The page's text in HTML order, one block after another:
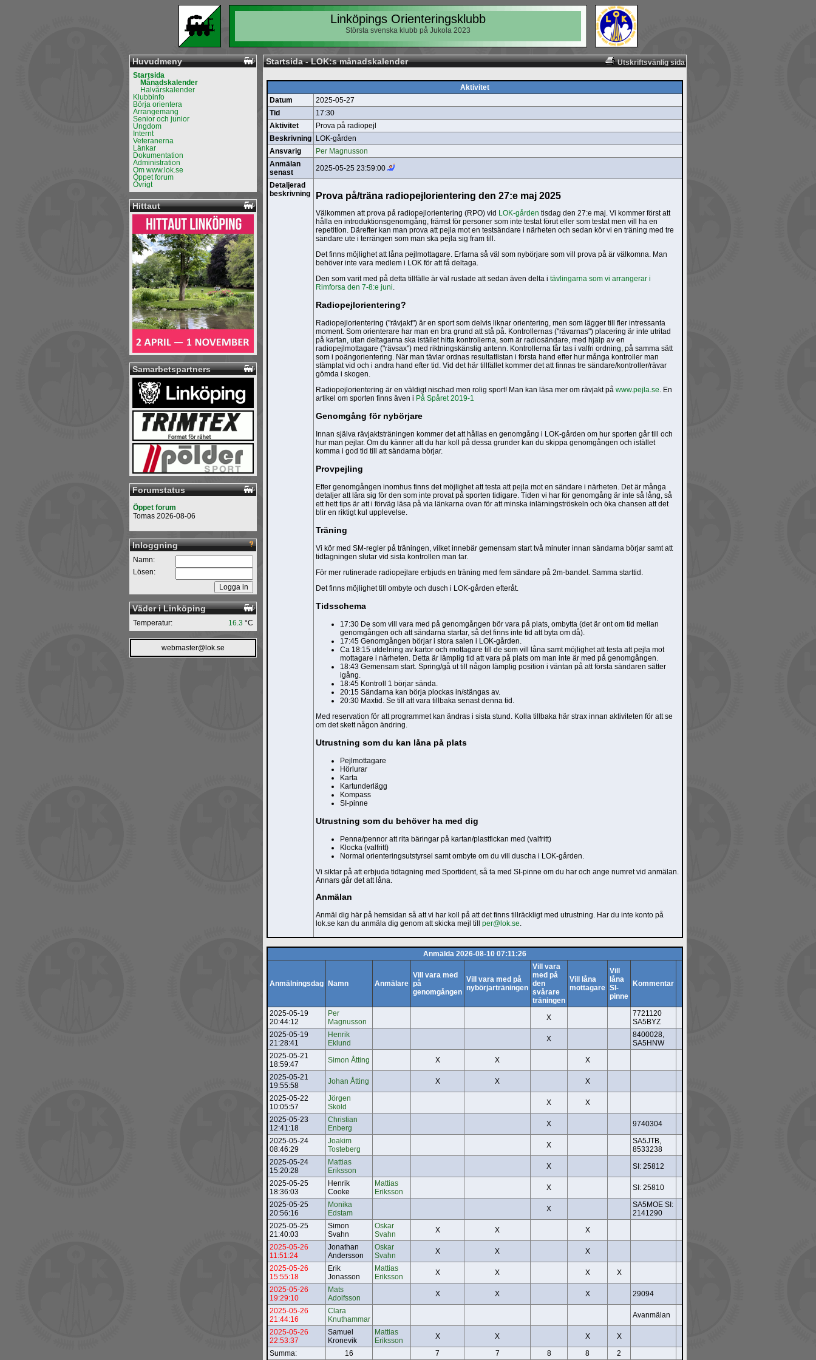
Linköpings Orienteringsklubb
Största svenska klubb på Jukola 2023
Huvudmeny
Startsida
Månadskalender
Halvårskalender
Klubbinfo
Börja orientera
Arrangemang
Senior och junior
Ungdom
Internt
Veteranerna
Länkar
Dokumentation
Administration
Om www.lok.se
Öppet forum
Övrigt
Hittaut
Samarbetspartners
Forumstatus
Öppet forum
Tomas 2026-08-06
Inloggning
Namn:
Lösen:
Väder i Linköping
16.3 °C
Temperatur:
webmaster@lok.se
Utskriftsvänlig sida
Startsida - LOK:s månadskalender
Aktivitet
Datum
2025-05-27
Tid
17:30
Aktivitet
Prova på radiopejl
Beskrivning
LOK-gården
Ansvarig
Per Magnusson
Anmälan
senast
2025-05-25 23:59:00
Detaljerad
beskrivning
Prova på/träna radiopejlorientering den 27:e maj 2025
Välkommen att prova på radiopejlorientering (RPO) vid LOK-gården tisdag den 27:e maj. Vi kommer först att
hålla en introduktionsgenomgång, främst för personer som inte testat förut eller som testat men vill ha en
repetition. Därefter kan man prova att pejla mot en testsändare i närheten och sedan kör vi en träning med tre
sändare ute i terrängen som man ska pejla sig fram till.
Det finns möjlighet att låna pejlmottagare. Erfarna så väl som nybörjare som vill prova på är välkomna. Man
behöver inte vara medlem i LOK för att få deltaga.
Den som varit med på detta tillfälle är väl rustade att sedan även delta i tävlingarna som vi arrangerar i
Rimforsa den 7-8:e juni.
Radiopejlorientering?
Radiopejlorientering ("rävjakt") är en sport som delvis liknar orientering, men som lägger till fler intressanta
moment. Som orienterare har man en bra grund att stå på. Kontrollernas ("rävarnas") placering är inte utritad
på kartan, utan deltagarna ska istället hitta kontrollerna, som är radiosändare, med hjälp av en
radiopejlmottagare ("rävsax") med riktningskänslig antenn. Kontrollerna får tas i valfri ordning, på samma sätt
som i poängorientering. När man tävlar ordnas resultatlistan i första hand efter hur många kontroller man
stämplat vid och i andra hand efter tid. Vid det här tillfället kommer det att finnas tre sändare/kontroller/rävar
gömda i skogen.
Radiopejlorientering är en väldigt nischad men rolig sport! Man kan läsa mer om rävjakt på www.pejla.se. En
artikel om sporten finns även i På Spåret 2019-1
Genomgång för nybörjare
Innan själva rävjaktsträningen kommer det att hållas en genomgång i LOK-gården om hur sporten går till och
hur man pejlar. Om du känner att du har koll på dessa grunder kan du skippa genomgången och istället
komma i god tid till att sändarna börjar.
Provpejling
Efter genomgången inomhus finns det möjlighet att testa att pejla mot en sändare i närheten. Det är många
detaljer att lära sig för den som inte provat på sporten tidigare. Tiden vi har för genomgång är inte så lång, så
ett hett tips är att i förväg läsa på via länkarna ovan för att minska inlärningströskeln och öka chansen att det
blir en riktigt kul upplevelse.
Träning
Vi kör med SM-regler på träningen, vilket innebär gemensam start två minuter innan sändarna börjar samt att
tidtagningen slutar vid sista kontrollen man tar.
För mer rutinerade radiopejlare erbjuds en träning med fem sändare på 2m-bandet. Samma starttid.
Det finns möjlighet till ombyte och dusch i LOK-gården efteråt.
Tidsschema
17:30 De som vill vara med på genomgången bör vara på plats, ombytta (det är ont om tid mellan
genomgången och att sändarna startar, så det finns inte tid att byta om då).
17:45 Genomgången börjar i stora salen i LOK-gården.
Ca 18:15 utdelning av kartor och mottagare till de som vill låna samt möjlighet att testa att pejla mot
mottagare i närheten. Detta är lämplig tid att vara på plats om man inte är med på genomgången.
18:43 Gemensam start. Spring/gå ut till någon lämplig position i väntan på att första sändaren sätter
igång.
18:45 Kontroll 1 börjar sända.
20:15 Sändarna kan börja plockas in/stängas av.
20:30 Maxtid. Se till att vara tillbaka senast denna tid.
Med reservation för att programmet kan ändras i sista stund. Kolla tillbaka här strax innan aktiviteten för att se
om det skett någon ändring.
Utrustning som du kan låna på plats
Pejlmottagare
Hörlurar
Karta
Kartunderlägg
Kompass
SI-pinne
Utrustning som du behöver ha med dig
Penna/pennor att rita bäringar på kartan/plastfickan med (valfritt)
Klocka (valfritt)
Normal orienteringsutstyrsel samt ombyte om du vill duscha i LOK-gården.
Vi siktar på att erbjuda tidtagning med Sportident, så ta med SI-pinne om du har och ange numret vid anmälan.
Annars går det att låna.
Anmälan
Anmäl dig här på hemsidan så att vi har koll på att det finns tillräckligt med utrustning. Har du inte konto på
lok.se kan du anmäla dig genom att skicka mejl till per@lok.se.
Anmälda 2026-08-10 07:11:26
Anmälningsdag Namn Anmälare
Vill vara med
på
genomgången
Vill vara med på
nybörjarträningen
Vill vara
med på
den
svårare
träningen
Vill låna
mottagare
Vill
låna
SI-
pinne
Kommentar
2025-05-19
20:44:12
Per
Magnusson
X
7721120
SA5BYZ
2025-05-19
21:28:41
Henrik
Eklund
X
8400028,
SA5HNW
2025-05-21
18:59:47
Simon Åtting X X
X
2025-05-21
19:55:58
Johan Åtting X X
X
2025-05-22
10:05:57
Jörgen
Sköld
X
X
2025-05-23
12:41:18
Christian
Enberg
X
9740304
2025-05-24
08:46:29
Joakim
Tosteberg
X
SA5JTB,
8533238
2025-05-24
15:20:28
Mattias
Eriksson
X
SI: 25812
2025-05-25
18:36:03
Henrik
Cooke
Mattias
Eriksson
X
SI: 25810
2025-05-25
20:56:16
Monika
Edstam
X
SA5MOE SI:
2141290
2025-05-25
21:40:03
Simon
Svahn
Oskar
Svahn
X X
X
2025-05-26
11:51:24
Jonathan
Andersson
Oskar
Svahn
X X
X
2025-05-26
15:55:18
Erik
Jonasson
Mattias
Eriksson
X X X
X
2025-05-26
19:29:10
Mats
Adolfsson
X X X
29094
2025-05-26
21:44:16
Clara
Knuthammar
Avanmälan
2025-05-26
22:53:37
Samuel
Kronevik
Mattias
Eriksson
X X X
X
Summa:
16 7 7 8 8 2